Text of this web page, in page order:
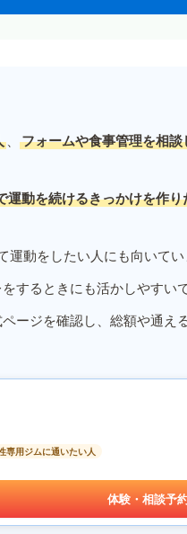
、
フォームや食事管理を相
運動を続けるきっかけを作り
動をしたい人にも向いてい
するときにも活かしやすいで
ージを確認し、総額や通え
専用ジムに通いたい人
体験・相談予